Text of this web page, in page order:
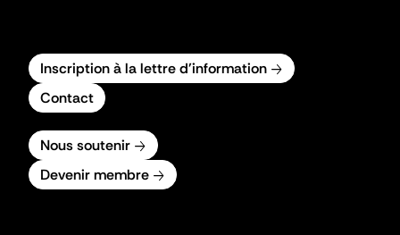
Inscription à la lettre d'information
Contact
Nous soutenir
Devenir membre